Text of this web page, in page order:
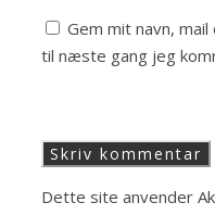
Gem mit navn,
til næste gang jeg
Dette site anvender